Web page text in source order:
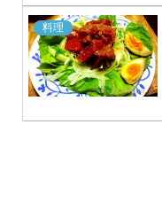
料理